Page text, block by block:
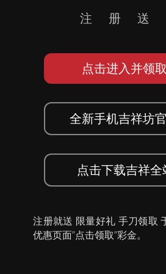
注册
点击进入并领
全新手机吉祥坊
点击下载吉祥全
注册就送 限量好礼 手刀领取
优惠页面”点击领取”彩金。